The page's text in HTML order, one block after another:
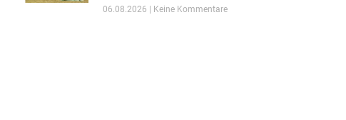
06.08.2026 Keine Kommentare